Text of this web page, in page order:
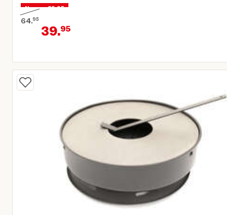
Nu voor 39,95
64.95
Oorspronkelijke prijs € 64,95
39.95
Huidige prijs € 39,95